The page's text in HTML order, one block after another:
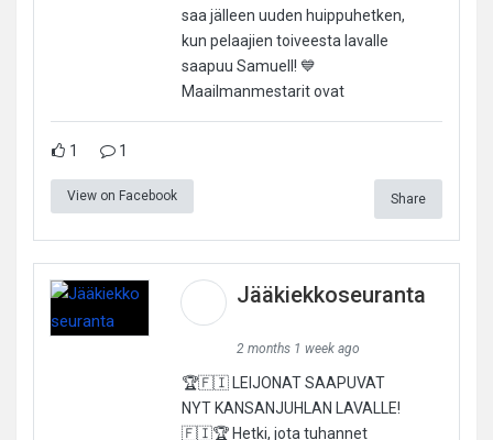
saa jälleen uuden huippuhetken,
kun pelaajien toiveesta lavalle
saapuu Samuell! 💙
Maailmanmestarit ovat
1 1
View on Facebook Share
Jääkiekkoseuranta
2 months 1 week ago
🏆🇫🇮 LEIJONAT SAAPUVAT
NYT KANSANJUHLAN LAVALLE!
🇫🇮🏆 Hetki, jota tuhannet